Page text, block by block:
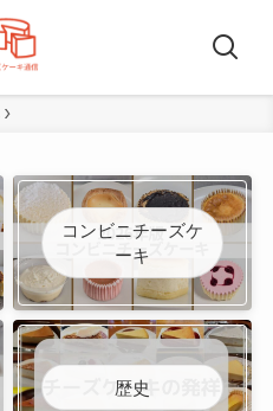
コンビニチーズケ
ーキ
歴史